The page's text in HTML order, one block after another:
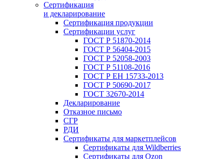
Сертификация
и декларирование
Сертификация продукции
Сертификации услуг
ГОСТ Р 51870-2014
ГОСТ Р 56404-2015
ГОСТ Р 52058-2003
ГОСТ Р 51108-2016
ГОСТ Р ЕН 15733-2013
ГОСТ Р 50690-2017
ГОСТ 32670-2014
Декларирование
Отказное письмо
СГР
РДИ
Сертификаты для маркетплейсов
Сертификаты для Wildberries
Сертификаты для Ozon